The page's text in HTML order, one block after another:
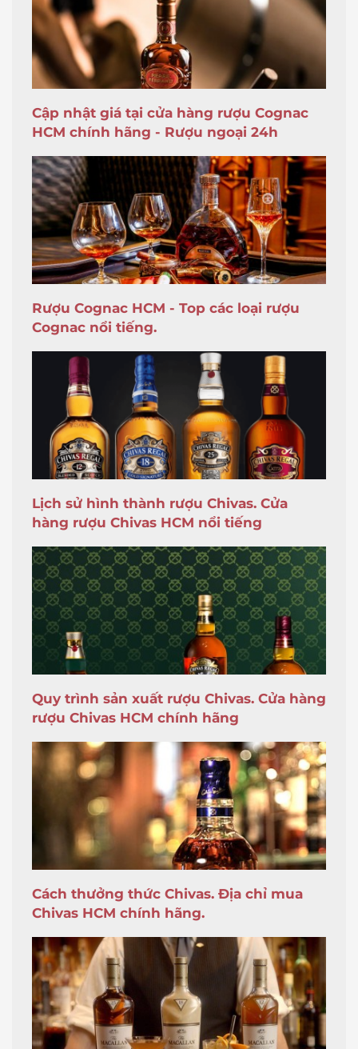
Cập nhật giá tại cửa hàng rượu Cognac
HCM chính hãng - Rượu ngoại 24h
Rượu Cognac HCM - Top các loại rượu
Cognac nổi tiếng.
Lịch sử hình thành rượu Chivas. Cửa
hàng rượu Chivas HCM nổi tiếng
Quy trình sản xuất rượu Chivas. Cửa hàng
rượu Chivas HCM chính hãng
Cách thưởng thức Chivas. Địa chỉ mua
Chivas HCM chính hãng.